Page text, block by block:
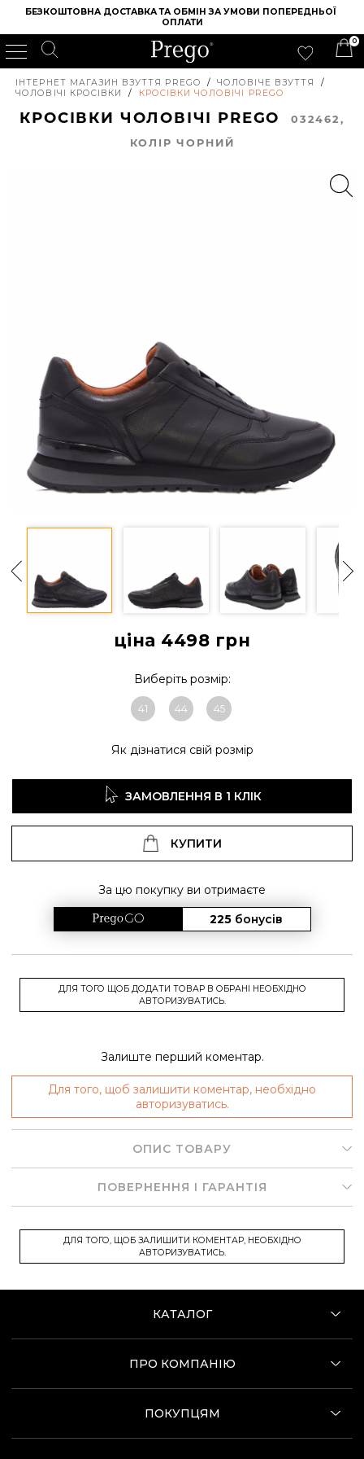
БЕЗКОШТОВНА ДОСТАВКА ТА ОБМІН ЗА УМОВИ ПОПЕРЕДНЬОЇ
ОПЛАТИ
0
ІНТЕРНЕТ МАГАЗИН ВЗУТТЯ PREGO / ЧОЛОВІЧЕ ВЗУТТЯ
/
ЧОЛОВІЧІ КРОСІВКИ
/ КРОСІВКИ ЧОЛОВІЧІ PREGO
КРОСІВКИ ЧОЛОВІЧІ PREGO
032462,
КОЛIР ЧОРНИЙ
ціна 4498 грн
Виберіть розмір:
41 44 45
Як дізнатися свій розмір
ЗАМОВЛЕННЯ В 1 КЛІК
КУПИТИ
За цю покупку ви отримаєте
225 бонусів
ДЛЯ ТОГО ЩОБ ДОДАТИ ТОВАР В ОБРАНІ НЕОБХІДНО
АВТОРИЗУВАТИСЬ.
Залиште перший коментар.
Для того, щоб залишити коментар, необхідно
авторизуватись.
ОПИС ТОВАРУ
ПОВЕРНЕННЯ І ГАРАНТІЯ
ДЛЯ ТОГО, ЩОБ ЗАЛИШИТИ КОМЕНТАР, НЕОБХІДНО
АВТОРИЗУВАТИСЬ.
КАТАЛОГ
ПРО КОМПАНІЮ
ПОКУПЦЯМ